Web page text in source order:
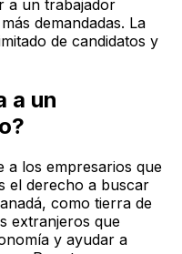
a un trabajador
demandadas. La
de candidatos y
a un
a los empresarios que
el derecho a buscar
como tierra de
extranjeros que
y ayudar a